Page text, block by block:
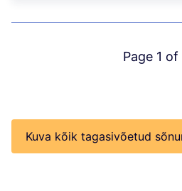
Page 1 of
Kuva kõik tagasivõetud